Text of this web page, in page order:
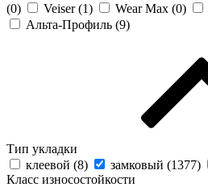
(0) Veiser (1) Wear Max (0)
Альта-Профиль (9)
Тип укладки
клеевой (8) замковый (1377)
Класс износостойкости